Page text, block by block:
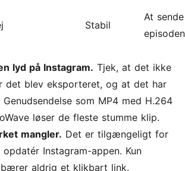
Stabil
At
episoden
lyd på Instagram. Tjek, at det ikke
det blev eksporteret, og at det har
som MP4 med H.264
løser de fleste stumme klip.
mangler. Det er tilgængeligt for
Instagram-appen. Kun
aldrig et klikbart link.